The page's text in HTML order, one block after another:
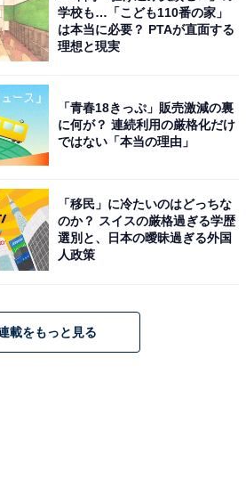
学校も…「こども110番の家」
は本当に必要？ PTAが直面する
理想と現実
「青春18きっぷ」販売激減の裏
に何が？ 連続利用の厳格化だけ
ではない「本当の理由」
「移民」に冷たいのはどっちな
のか？ スイスの厳格過ぎる学歴
選別と、日本の曖昧過ぎる外国
人政策
載をもっと見る